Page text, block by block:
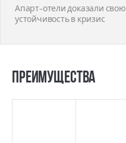
Апарт-отели доказали свою
устойчивость в кризис
Преимущества